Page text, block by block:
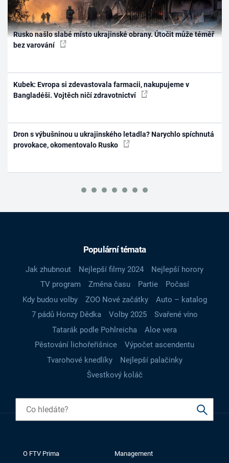
Rusko našlo slabé místo ukrajinské obrany. Útočit může téměř
bez varování
Kubek: Evropa si zdevastovala farmacii, nakupujeme v
Bangladéši. Vojtěch ničí zdravotnictví
Dron s výbušninou u ukrajinského letadla? Narychlo spíchnutá
provokace, okomentovalo Rusko
Populární témata
Jak zhubnout Nejlepší filmy 2024
Nejlepší horory
TV program
Změna času Partie
Počasí
Kdy budou volby
ZOO Nové začátky
Auto – katalog
7 pádů Honzy Dědka
Volby 2025
Svařené víno
Tatarák podle Pohlreicha
Aloe vera
Pěstování lichořeřišnice
Výpočet ascendentu
Tvarohové knedlíky
Nejlepší palačinky
Švestkový koláč
O FTV Prima Management